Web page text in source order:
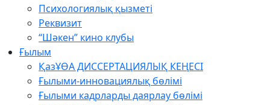
Психологиялық қызметі
Реквизит
“Шәкен” кино клубы
Ғылым
ҚазҰӨА ДИССЕРТАЦИЯЛЫҚ КЕҢЕСІ
Ғылыми-инновациялық бөлімі
Ғылыми кадрларды даярлау бөлімі